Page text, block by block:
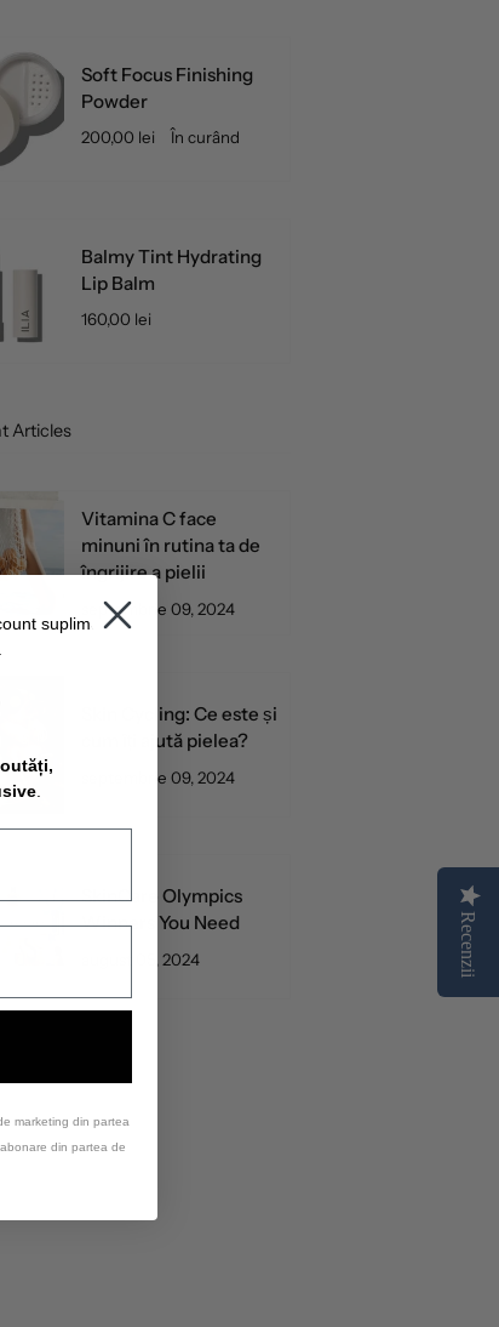
Soft Focus Finishing
Powder
200,00 lei În curând
Balmy Tint Hydrating
Lip Balm
160,00 lei
Articles
Vitamina C face
minuni în rutina ta de
îngrijire a pielii
septembrie 09, 2024
Skin Cycling: Ce este și
cum îți ajută pielea?
septembrie 09, 2024
SkinCare Olympics
Winners You Need
august 05, 2024 Recenzii
suplimentar
.
marketing din partea
din partea de